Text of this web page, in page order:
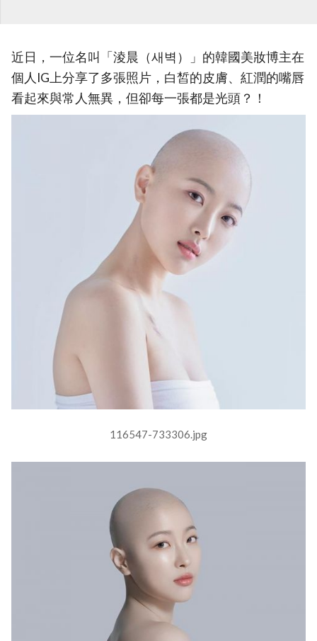
近日，一位名叫「淩晨（새벽）」的韓國美妝博主在
個人IG上分享了多張照片，白皙的皮膚、紅潤的嘴唇
看起來與常人無異，但卻每一張都是光頭？！
116547-733306.jpg